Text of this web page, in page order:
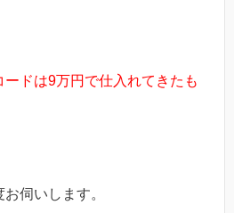
ドは9万円で仕入れてきたも
伺いします。